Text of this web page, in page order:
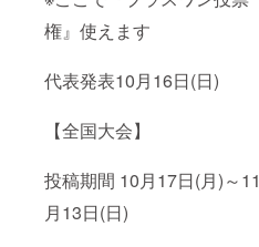
権』使えます
代表発表10月16日(日)
【全国大会】
投稿期間 10月17日(月)～11
月13日(日)